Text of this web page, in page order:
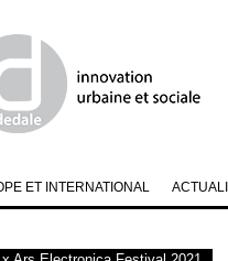
ET INTERNATIONAL